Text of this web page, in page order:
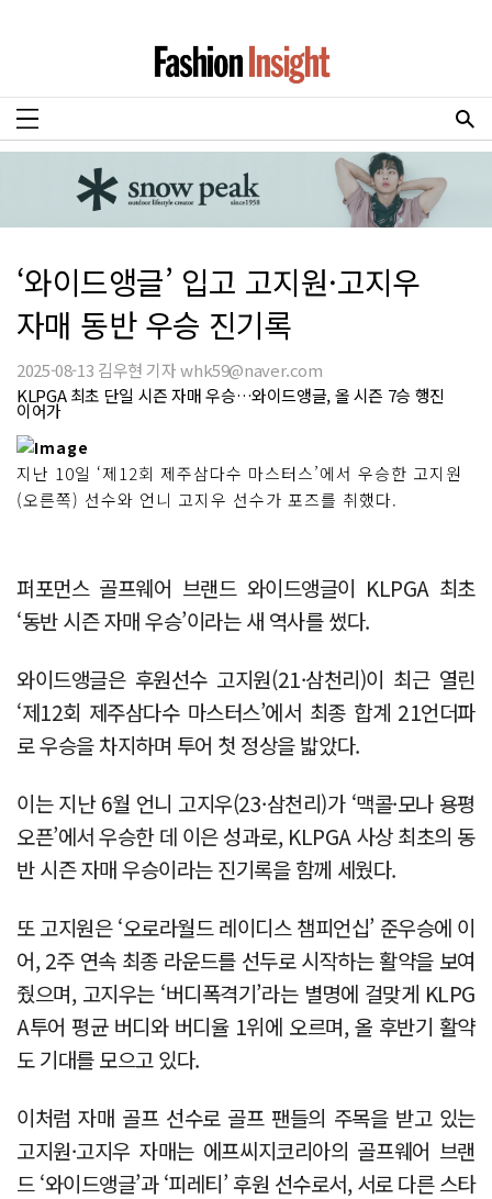
‘와이드앵글’ 입고 고지원·고지우
자매 동반 우승 진기록
2025-08-13 김우현 기자 whk59@naver.com
KLPGA 최초 단일 시즌 자매 우승…와이드앵글, 올 시즌 7승 행진
이어가
지난 10일 ‘제12회 제주삼다수 마스터스’에서 우승한 고지원
(오른쪽) 선수와 언니 고지우 선수가 포즈를 취했다.
퍼포먼스 골프웨어 브랜드 와이드앵글이 KLPGA 최초
‘동반 시즌 자매 우승’이라는 새 역사를 썼다.
와이드앵글은 후원선수 고지원(21·삼천리)이 최근 열린
‘제12회 제주삼다수 마스터스’에서 최종 합계 21언더파
로 우승을 차지하며 투어 첫 정상을 밟았다.
이는 지난 6월 언니 고지우(23·삼천리)가 ‘맥콜·모나 용평
오픈’에서 우승한 데 이은 성과로, KLPGA 사상 최초의 동
반 시즌 자매 우승이라는 진기록을 함께 세웠다.
또 고지원은 ‘오로라월드 레이디스 챔피언십’ 준우승에 이
어, 2주 연속 최종 라운드를 선두로 시작하는 활약을 보여
줬으며, 고지우는 ‘버디폭격기’라는 별명에 걸맞게 KLPG
A투어 평균 버디와 버디율 1위에 오르며, 올 후반기 활약
도 기대를 모으고 있다.
이처럼 자매 골프 선수로 골프 팬들의 주목을 받고 있는
고지원·고지우 자매는 에프씨지코리아의 골프웨어 브랜
드 ‘와이드앵글’과 ‘피레티’ 후원 선수로서, 서로 다른 스타